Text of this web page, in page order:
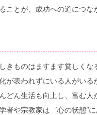
ことが、成功への道につな
きものはますます貧しくな
が表われずにいる人がい
どん生活も向上し、富む
者や宗教家は゛心の状態″